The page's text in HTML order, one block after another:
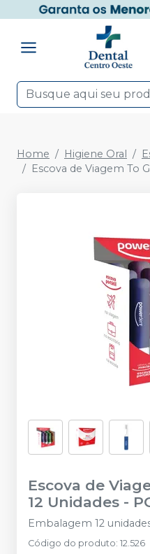
Home Higiene Oral
Escova de Viagem To
Escova de
12 Unidades -
Embalagem 12
Código do produto: 12.526